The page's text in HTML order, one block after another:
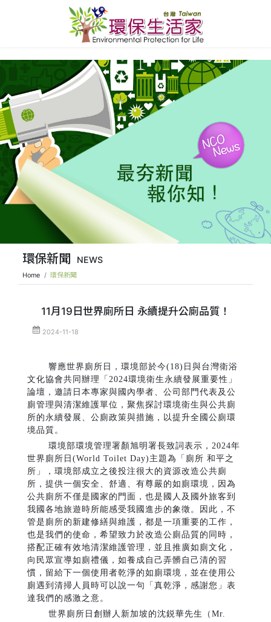
環保新聞 NEWS
Home 環保新聞
11月19日世界廁所日 永續提升公廁品質！
2024-11-18
響應世界廁所日，環境部於今(18)日與台灣衛浴
文化協會共同辦理「2024環境衛生永續發展重要性」
論壇，邀請日本專家與國內學者、公司部門代表及公
廁管理與清潔維護單位，聚焦探討環境衛生與公共廁
所的永續發展、公廁政策與措施，以提升全國公廁環
境品質。
環境部環境管理署顏旭明署長致詞表示，2024年
世界廁所日(World Toilet Day)主題為「廁所 和平之
所」，環境部成立之後投注很大的資源改造公共廁
所，提供一個安全、舒適、有尊嚴的如廁環境，因為
公共廁所不僅是國家的門面，也是國人及國外旅客到
我國各地旅遊時所能感受我國進步的象徵。因此，不
管是廁所的新建修繕與維護，都是一項重要的工作，
也是我們的使命，希望致力於改造公廁品質的同時，
搭配正確有效地清潔維護管理，並且推廣如廁文化，
向民眾宣導如廁禮儀，如養成自己弄髒自己清的習
慣，留給下一個使用者乾淨的如廁環境，並在使用公
廁遇到清掃人員時可以說一句「真乾淨，感謝您」表
達我們的感激之意。
世界廁所日創辦人新加坡的沈鋭華先生（Mr.